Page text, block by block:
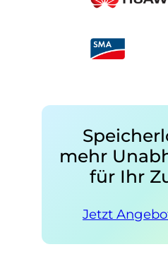
mehr
für Ihr
Jetzt